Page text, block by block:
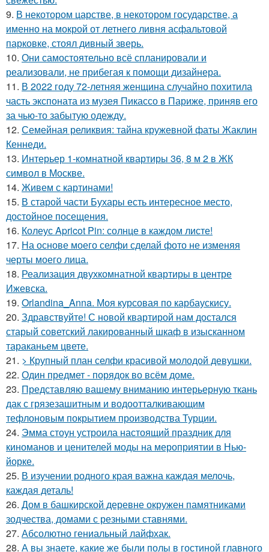
9. В некотором царстве, в некотором государстве, а
именно на мокрой от летнего ливня асфальтовой
парковке, стоял дивный зверь.
10. Они самостоятельно всё спланировали и
реализовали, не прибегая к помощи дизайнера.
11. В 2022 году 72-летняя женщина случайно похитила
часть экспоната из музея Пикассо в Париже, приняв его
за чью-то забытую одежду.
12. Семейная реликвия: тайна кружевной фаты Жаклин
Кеннеди.
13. Интерьер 1-комнатной квартиры 36, 8 м 2 в ЖК
символ в Москве.
14. Живем с картинами!
15. В старой части Бухары есть интересное место,
достойное посещения.
16. Колеус Apricot Pin: солнце в каждом листе!
17. На основе моего селфи сделай фото не изменяя
черты моего лица.
18. Реализация двухкомнатной квартиры в центре
Ижевска.
19. Orlandina_Anna. Моя курсовая по карбаускису.
20. Здравствуйте! С новой квартирой нам достался
старый советский лакированный шкаф в изысканном
тараканьем цвете.
21. > Крупный план селфи красивой молодой девушки.
22. Один предмет - порядок во всём доме.
23. Представляю вашему вниманию интерьерную ткань
дак с грязезашитным и водоотталкивающим
тефлоновым покрытием производства Турции.
24. Эмма стоун устроила настоящий праздник для
киноманов и ценителей моды на мероприятии в Нью-
йорке.
25. В изучении родного края важна каждая мелочь,
каждая деталь!
26. Дом в башкирской деревне окружен памятниками
зодчества, домами с резными ставнями.
27. Абсолютно гениальный лайфхак.
28. А вы знаете, какие же были полы в гостиной главного